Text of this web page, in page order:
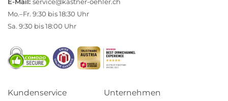
Mo.–Fr. 9:30 bis 18:30 Uhr
Sa. 9:30 bis 18:00 Uhr
Kundenservice Unternehmen